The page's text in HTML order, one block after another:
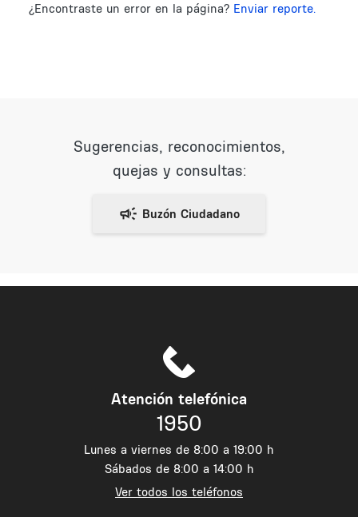
¿Encontraste un error en la página? Enviar reporte.
Sugerencias, reconocimientos,
quejas y consultas:
Atención telefónica
1950
Lunes a viernes de 8:00 a 19:00 h
Sábados de 8:00 a 14:00 h
Ver todos los teléfonos